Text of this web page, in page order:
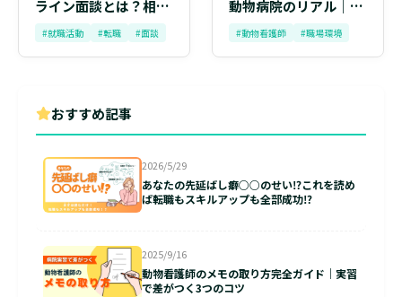
ライン面談とは？相談
内容・流れ・メリット
をまるごと解説
#就職活動 #転職 #面談
動物病院のリアル｜動
物看護師が知っておく
べき「理想と現実」の
#動物看護師 #職場環境
おすすめ記事
2026/5/29
あなたの先延ばし癖○○のせい⁉これを読め
ば転職もスキルアップも全部成功⁉
2025/9/16
動物看護師のメモの取り方完全ガイド｜実習
で差がつく3つのコツ